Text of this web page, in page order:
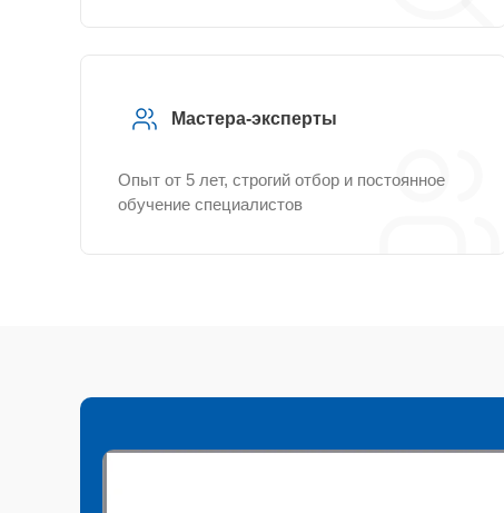
Мастера-эксперты
Опыт от 5 лет, строгий отбор и постоянное
обучение специалистов